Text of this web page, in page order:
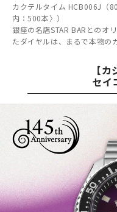
カクテルタイム HCB006J（
内：500本〉）
銀座の名店STAR BARとのオ
たダイヤルは、まるで本物の
【
セイ